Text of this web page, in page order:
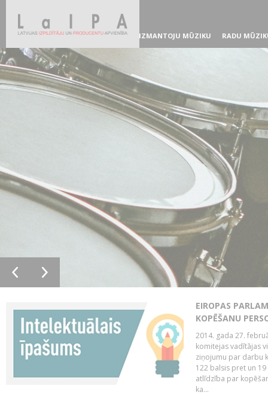
IZMANTOJU MŪZIKU RADU
EIROPAS
KOPĒŠANU
2014. gada 27.
komitejas vadītājas
ziņojumu par darbu
122 balsis pret un
atlīdzība par
ka...